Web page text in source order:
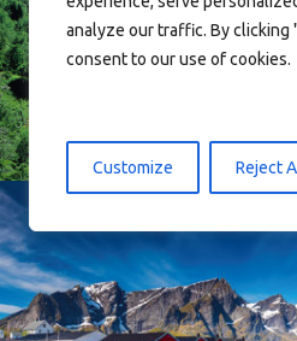
analyze our traffic. By clicking
consent to our use of cookies.
Customize Reject
Norway